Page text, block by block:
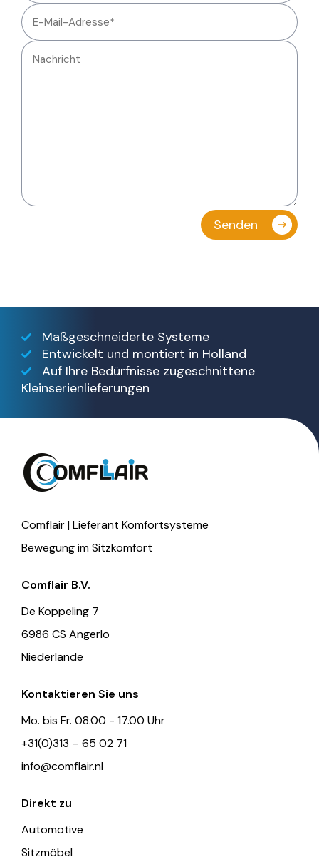
Maßgeschneiderte Systeme
Entwickelt und montiert in Holland
Auf Ihre Bedürfnisse zugeschnittene
Kleinserienlieferungen
Comflair | Lieferant Komfortsysteme
Bewegung im Sitzkomfort
Comflair B.V.
De Koppeling 7
6986 CS Angerlo
Niederlande
Kontaktieren Sie uns
Mo. bis Fr. 08.00 - 17.00 Uhr
+31(0)313 – 65 02 71
info@comflair.nl
Direkt zu
Automotive
Sitzmöbel